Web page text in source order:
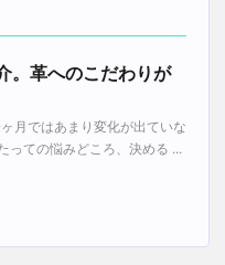
。革へのこだわりが
月ではあまり変化が出ていな
っての悩みどころ、決める ...